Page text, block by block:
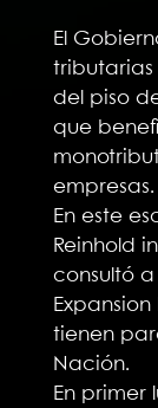
El
tributarias
del piso
que
empresas.
En este
Reinhold
consultó
tienen
Nación.
En primer